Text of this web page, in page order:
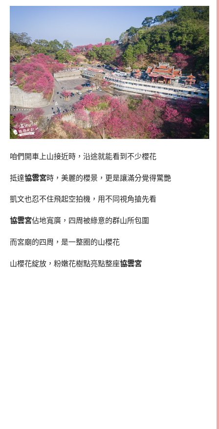
咱們開車上山接近時，沿途就能看到不少櫻花
抵達協雲宮時，美麗的櫻景，更是讓滿分覺得驚艷
凱文也忍不住飛起空拍機，用不同視角搶先看
協雲宮佔地寬廣，四周被綠意的群山所包圍
而宮廟的四周，是一整圈的山櫻花
山櫻花綻放，粉嫩花樹點亮點整座協雲宮